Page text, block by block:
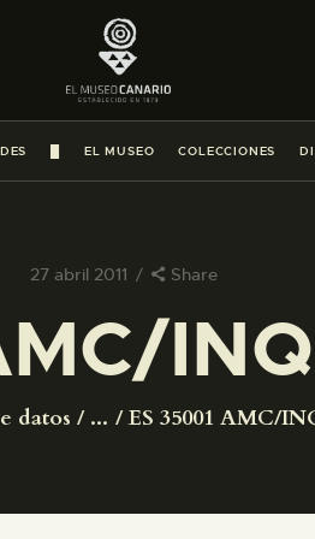
EL MUSEO COLECCIONES
27 abril 2011 Share
datos ... ES 35001 AMC/
LA VISITA